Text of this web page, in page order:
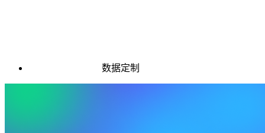
数据定制